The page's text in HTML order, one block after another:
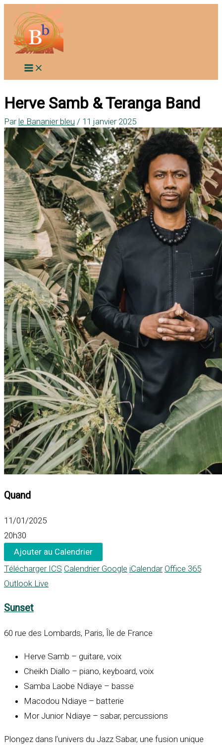
contenu
Herve Samb & Teranga Band
Par le Bananier bleu / 11 janvier 2025
Quand
11/01/2025
20h30
Ajouter au Calendrier
Télécharger ICS Calendrier Google iCalendar Office 365
Outlook Live
Sunset
60 rue des Lombards, Paris, Île de France
Herve Samb – guitare, voix
Cheikh Diallo – piano, keyboard, voix
Samba Laobe Ndiaye – basse
Macodou Ndiaye – batterie
Mor Junior Ndiaye – sabar, percussions
Plongez dans l’univers du Jazz Sabar, une fusion unique